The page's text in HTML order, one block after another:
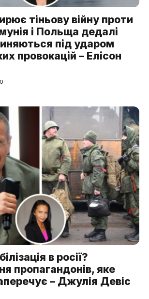
тіньову війну проти
і Польща дедалі
під ударом
провокацій – Елісон
в росії?
пропагандонів, яке
– Джулія Девіс